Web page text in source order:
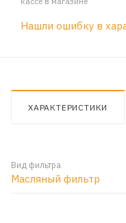
Нашли ошибку в
ХАРАКТЕРИСТИКИ
Вид фильтра
Масляный фильтр